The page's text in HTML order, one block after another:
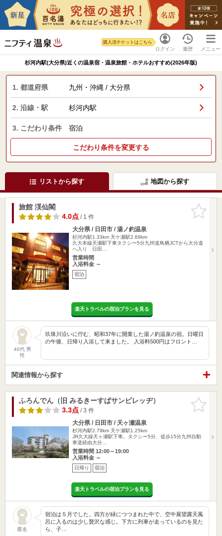
ログイン
購入済チケットはこちら
履歴 メニュー
杉河内駅(大分県)近くの温泉宿・温泉旅館・ホテルおすすめ(2026年版)
1. 都道府県 九州・沖縄 / 大分県
2. 沿線・駅 杉河内駅
3. こだわり条件 宿泊
こだわり条件を変更する
リストから探す 地図から探す
お気に入
りに追加
旅館 渓仙閣
4.0点/ 1 件
大分県 / 日田市 / 湯ノ釣温泉
杉河内駅1.33km 天ケ瀬駅2.69km
久大本線天瀬駅下車タクシー5分九州道鳥栖JCTから大分道
へ入り 日田…
営業時間
入浴料金 ～
宿泊
楽天トラベルの宿泊プランを見る
40代 男
性
玖珠川沿いに佇む、昭和37年に開業した湯ノ釣温泉の宿。日曜日
の午後、日帰り入浴して来ました。 入浴料500円はフロント…
関連情報から探す
お気に入
りに追加
ふろんでん（旧 みるきーすぱサンビレッヂ）
3.3点/ 3 件
大分県 / 日田市 / 天ヶ瀬温泉
杉河内駅2.79km 天ケ瀬駅1.25km
JR久大線天ヶ瀬駅下車。タクシー5分、徒歩15分九州自動
車道経由大分…
営業時間 12:00～19:00
入浴料金 ～
日帰り 宿泊
楽天トラベルの宿泊プランを見る
匿名
宿泊は５月でした。四方が緑につつまれた中で、空中展望露天風
呂に入るのは少し贅沢な感じ。下方に列車が走っているのを見た
ら、子…